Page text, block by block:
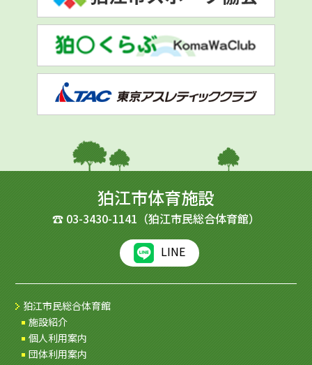
狛江市体育施設
☎ 03-3430-1141 （狛江市民総合体育館）
LINE
狛江市民総合体育館
施設紹介
個人利用案内
団体利用案内